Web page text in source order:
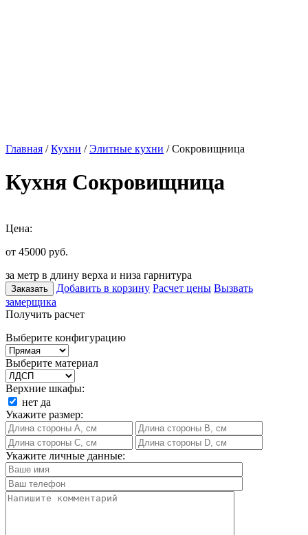
Главная /Кухни /Элитные кухни / Сокровищница
Кухня Сокровищница
Цена:
от 45000 руб.
за метр в длину верха и низа гарнитура
Заказать Добавить в корзину Расчет цены Вызвать
замерщика
Получить расчет
Выберите конфигурацию
Выберите материал
Верхние шкафы:
нет да
Укажите размер:
Укажите личные данные: